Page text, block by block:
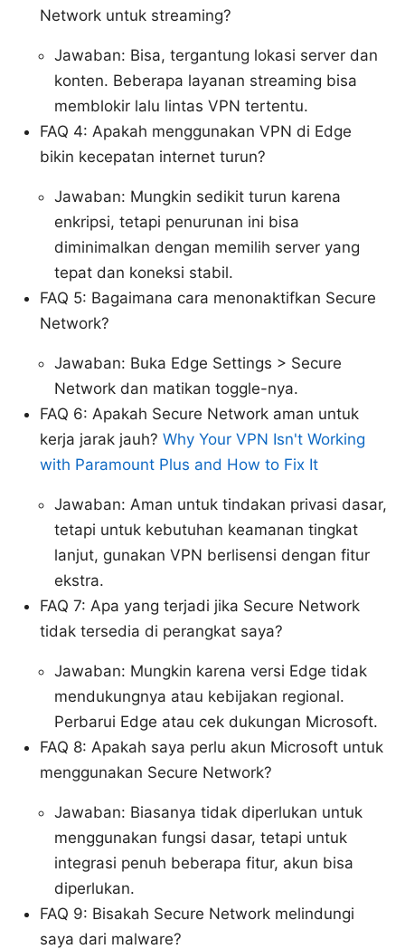
Network untuk streaming?
Jawaban: Bisa, tergantung lokasi server dan
konten. Beberapa layanan streaming bisa
memblokir lalu lintas VPN tertentu.
FAQ 4: Apakah menggunakan VPN di Edge
bikin kecepatan internet turun?
Jawaban: Mungkin sedikit turun karena
enkripsi, tetapi penurunan ini bisa
diminimalkan dengan memilih server yang
tepat dan koneksi stabil.
FAQ 5: Bagaimana cara menonaktifkan Secure
Network?
Jawaban: Buka Edge Settings > Secure
Network dan matikan toggle-nya.
FAQ 6: Apakah Secure Network aman untuk
kerja jarak jauh? Why Your VPN Isn't Working
with Paramount Plus and How to Fix It
Jawaban: Aman untuk tindakan privasi dasar,
tetapi untuk kebutuhan keamanan tingkat
lanjut, gunakan VPN berlisensi dengan fitur
ekstra.
FAQ 7: Apa yang terjadi jika Secure Network
tidak tersedia di perangkat saya?
Jawaban: Mungkin karena versi Edge tidak
mendukungnya atau kebijakan regional.
Perbarui Edge atau cek dukungan Microsoft.
FAQ 8: Apakah saya perlu akun Microsoft untuk
menggunakan Secure Network?
Jawaban: Biasanya tidak diperlukan untuk
menggunakan fungsi dasar, tetapi untuk
integrasi penuh beberapa fitur, akun bisa
diperlukan.
FAQ 9: Bisakah Secure Network melindungi
saya dari malware?